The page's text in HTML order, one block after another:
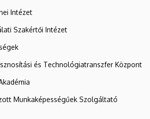
Intézet
Szakértői Intézet
és Technológiatranszfer Központ
Munkaképességűek Szolgáltató